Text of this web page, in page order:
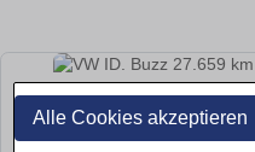
Alle Cookies akzeptieren